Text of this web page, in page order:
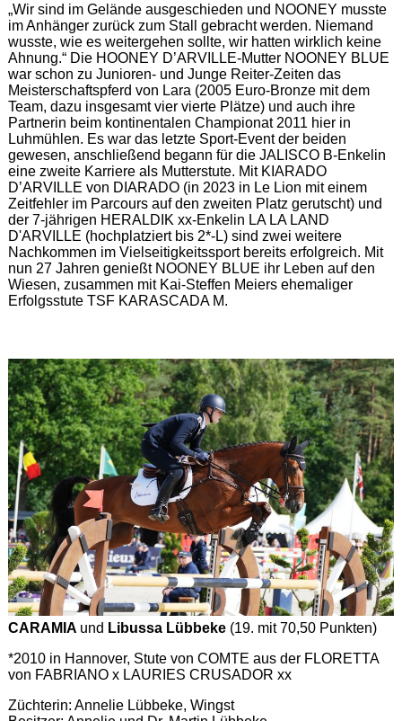
„Wir sind im Gelände ausgeschieden und NOONEY musste
im Anhänger zurück zum Stall gebracht werden. Niemand
wusste, wie es weitergehen sollte, wir hatten wirklich keine
Ahnung.“ Die HOONEY D’ARVILLE-Mutter NOONEY BLUE
war schon zu Junioren- und Junge Reiter-Zeiten das
Meisterschaftspferd von Lara (2005 Euro-Bronze mit dem
Team, dazu insgesamt vier vierte Plätze) und auch ihre
Partnerin beim kontinentalen Championat 2011 hier in
Luhmühlen. Es war das letzte Sport-Event der beiden
gewesen, anschließend begann für die JALISCO B-Enkelin
eine zweite Karriere als Mutterstute. Mit KIARADO
D’ARVILLE von DIARADO (in 2023 in Le Lion mit einem
Zeitfehler im Parcours auf den zweiten Platz gerutscht) und
der 7-jährigen HERALDIK xx-Enkelin LA LA LAND
D'ARVILLE (hochplatziert bis 2*-L) sind zwei weitere
Nachkommen im Vielseitigkeitssport bereits erfolgreich. Mit
nun 27 Jahren genießt NOONEY BLUE ihr Leben auf den
Wiesen, zusammen mit Kai-Steffen Meiers ehemaliger
Erfolgsstute TSF KARASCADA M.
CARAMIA und Libussa Lübbeke(19. mit 70,50 Punkten)
*2010 in Hannover, Stute von COMTE aus der FLORETTA
von FABRIANO x LAURIES CRUSADOR xx
Züchterin: Annelie Lübbeke, Wingst